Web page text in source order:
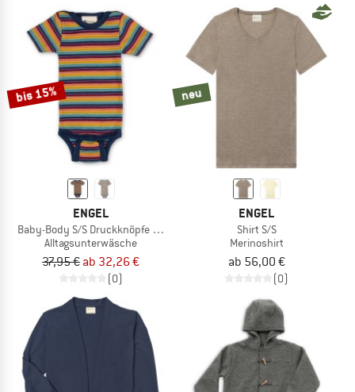
bis 15%
ENGEL
Baby-Body S/S Druckknöpfe an den Schultern
Alltagsunterwäsche
37,95 € ab 32,26 €
(0)
neu
ENGEL
Shirt S/S
Merinoshirt
ab 56,00 €
(0)